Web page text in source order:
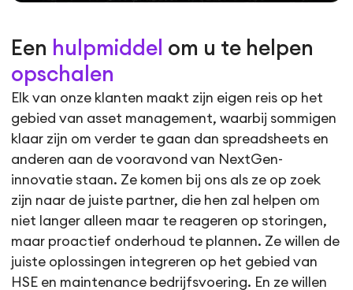
Een hulpmiddel om u te helpen
opschalen
Elk van onze klanten maakt zijn eigen reis op het
gebied van asset management, waarbij sommigen
klaar zijn om verder te gaan dan spreadsheets en
anderen aan de vooravond van NextGen-
innovatie staan. Ze komen bij ons als ze op zoek
zijn naar de juiste partner, die hen zal helpen om
niet langer alleen maar te reageren op storingen,
maar proactief onderhoud te plannen. Ze willen de
juiste oplossingen integreren op het gebied van
HSE en maintenance bedrijfsvoering. En ze willen